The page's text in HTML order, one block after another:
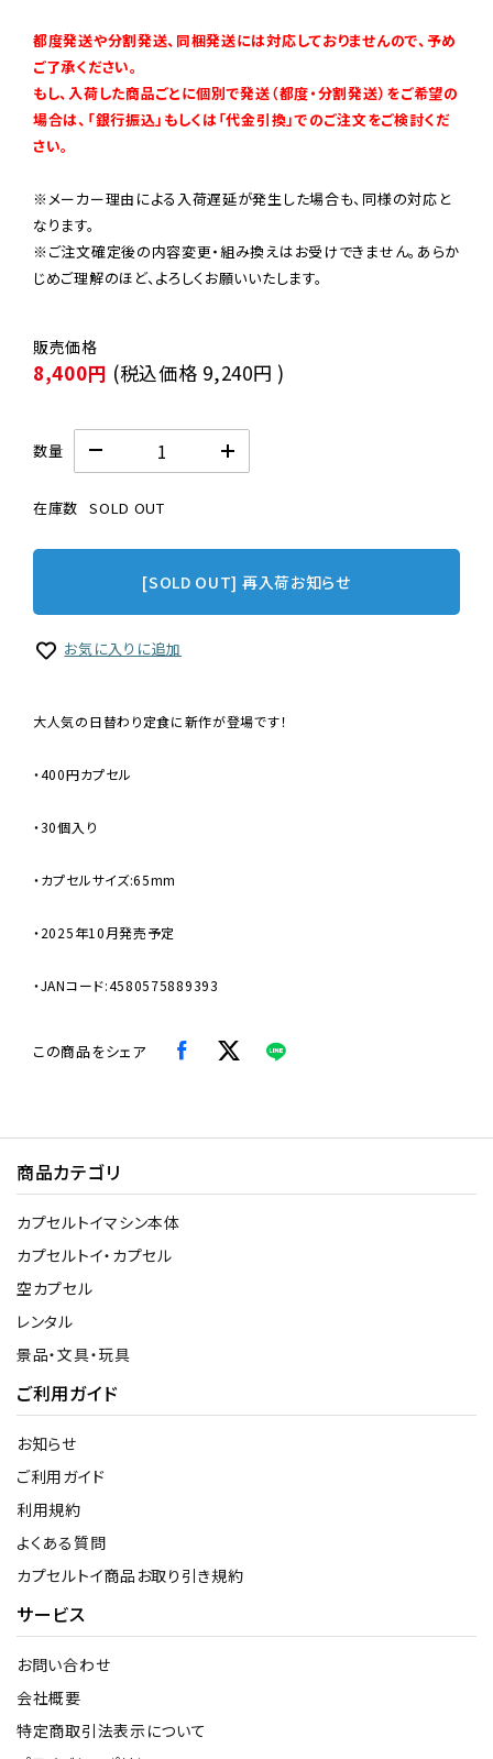
都度発送や分割発送、同梱発送には対応しておりませんので、予め
ご了承ください。
もし、入荷した商品ごとに個別で発送（都度・分割発送）をご希望の
場合は、「銀行振込」もしくは「代金引換」でのご注文をご検討くだ
さい。
※メーカー理由による入荷遅延が発生した場合も、同様の対応と
なります。
※ご注文確定後の内容変更・組み換えはお受けできません。あらか
じめご理解のほど、よろしくお願いいたします。
8,400円 (税込価格 9,240円 )
数量
在庫数 SOLD OUT
[SOLD OUT] 再入荷お知らせ
お気に入りに追加
大人気の日替わり定食に新作が登場です！
・400円カプセル
・30個入り
・カプセルサイズ:65mm
・2025年10月発売予定
・JANコード:4580575889393
この商品をシェア
商品カテゴリ
カプセルトイマシン本体
カプセルトイ・カプセル
空カプセル
レンタル
景品・文具・玩具
ご利用ガイド
お知らせ
ご利用ガイド
利用規約
よくある質問
カプセルトイ商品お取り引き規約
サービス
お問い合わせ
会社概要
特定商取引法表示について